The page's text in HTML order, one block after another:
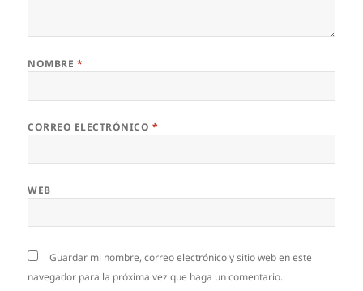
NOMBRE *
CORREO ELECTRÓNICO *
WEB
Guardar mi nombre, correo electrónico y sitio web en este
navegador para la próxima vez que haga un comentario.